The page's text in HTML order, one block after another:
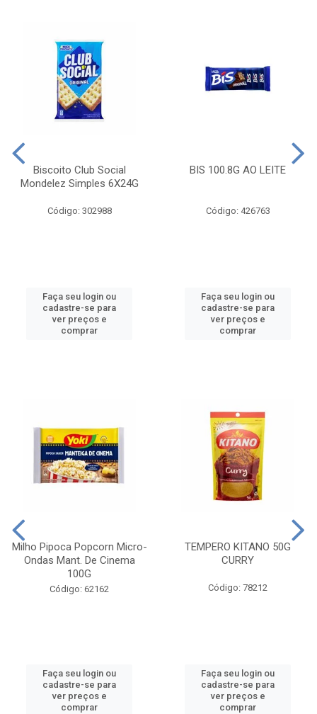
Biscoito Club Social
Mondelez Simples 6X24G
Código: 302988
Faça seu login ou
cadastre-se para
ver preços e
comprar
BIS 100.8G AO LEITE
Código: 426763
Faça seu login ou
cadastre-se para
ver preços e
comprar
Milho Pipoca Popcorn Micro-
Ondas Mant. De Cinema
100G
Código: 62162
Faça seu login ou
cadastre-se para
ver preços e
comprar
TEMPERO KITANO 50G
CURRY
Código: 78212
Faça seu login ou
cadastre-se para
ver preços e
comprar